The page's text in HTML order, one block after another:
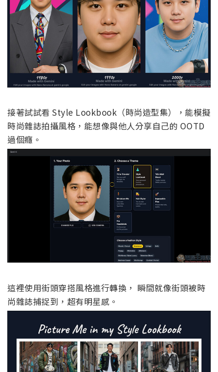
接著試試看 Style Lookbook（時尚造型集），能模擬
時尚雜誌拍攝風格，能想像與他人分享自己的 OOTD
過個癮。
這裡使用街頭穿搭風格進行轉換， 瞬間就像街頭被時
尚雜誌捕捉到，超有明星感。